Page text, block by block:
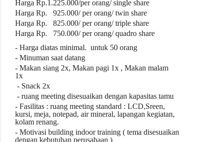
Harga Rp.1.225.000/per orang/ single share
Harga Rp. 925.000/ per orang/ twin share
Harga Rp. 825.000/ per orang/ triple share
Harga Rp. 750.000/ per orang/ quadro share
- Harga diatas minimal. untuk 50 orang
- Minuman saat datang
- Makan siang 2x, Makan pagi 1x , Makan malam
1x
- Snack 2x
- ruang meeting disesuaikan dengan kapasitas tamu
- Fasilitas : ruang meeting standard : LCD,Sreen,
kursi, meja, notepad, air mineral, lapangan kegiatan,
kolam renang.
- Motivasi building indoor training ( tema disesuaikan
dengan kebutuhan perusahaan )